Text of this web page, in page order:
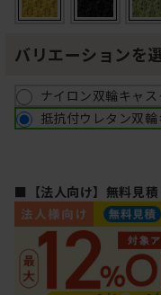
バリエーションを
ナイロン双輪キャス
抵抗付ウレタン双
■【法人向け】無料見